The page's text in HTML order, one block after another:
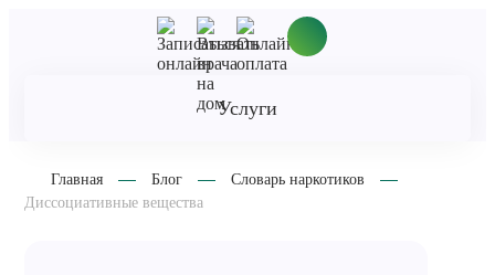
Услуги
Главная Блог
Словарь наркотиков
Диссоциативные вещества